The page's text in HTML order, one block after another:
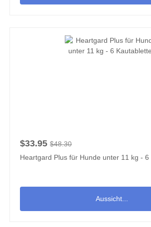
$33.95 $48.30
Heartgard Plus für Hunde unter 11 kg - 6
Aussicht...